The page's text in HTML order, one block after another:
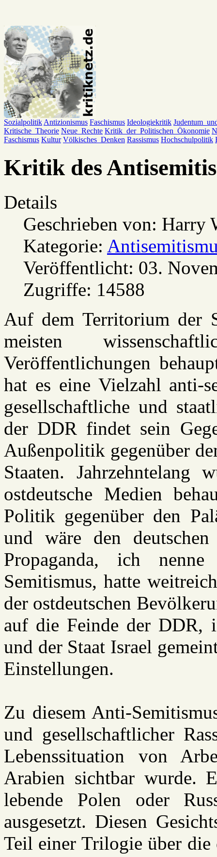
Sozialpolitik Antizionismus Faschismus Ideologiekritik
Kritische_Theorie Neue_Rechte Kritik_der_Politischen_Ökonomie
Faschismus Kultur Völkisches_Denken Rassismus Hochschulpolitik
Kritik des
Details
Geschrieben von: Harry
Kategorie:
Veröffentlicht: 03.
Zugriffe: 14588
Auf dem Territorium der
meisten
Veröffentlichungen
hat es eine Vielzahl anti-
gesellschaftliche und
der DDR findet sein
Außenpolitik gegenüber
Staaten.
ostdeutsche Medien
Politik gegenüber den
und wäre den
Propaganda, ich
Semitismus, hatte
der ostdeutschen
auf die Feinde der DDR,
und der Staat Israel
Einstellungen.
Zu diesem Anti-
und gesellschaftlicher
Lebenssituation von
Arabien sichtbar wurde.
lebende Polen oder
ausgesetzt. Diesen
Teil einer Trilogie über